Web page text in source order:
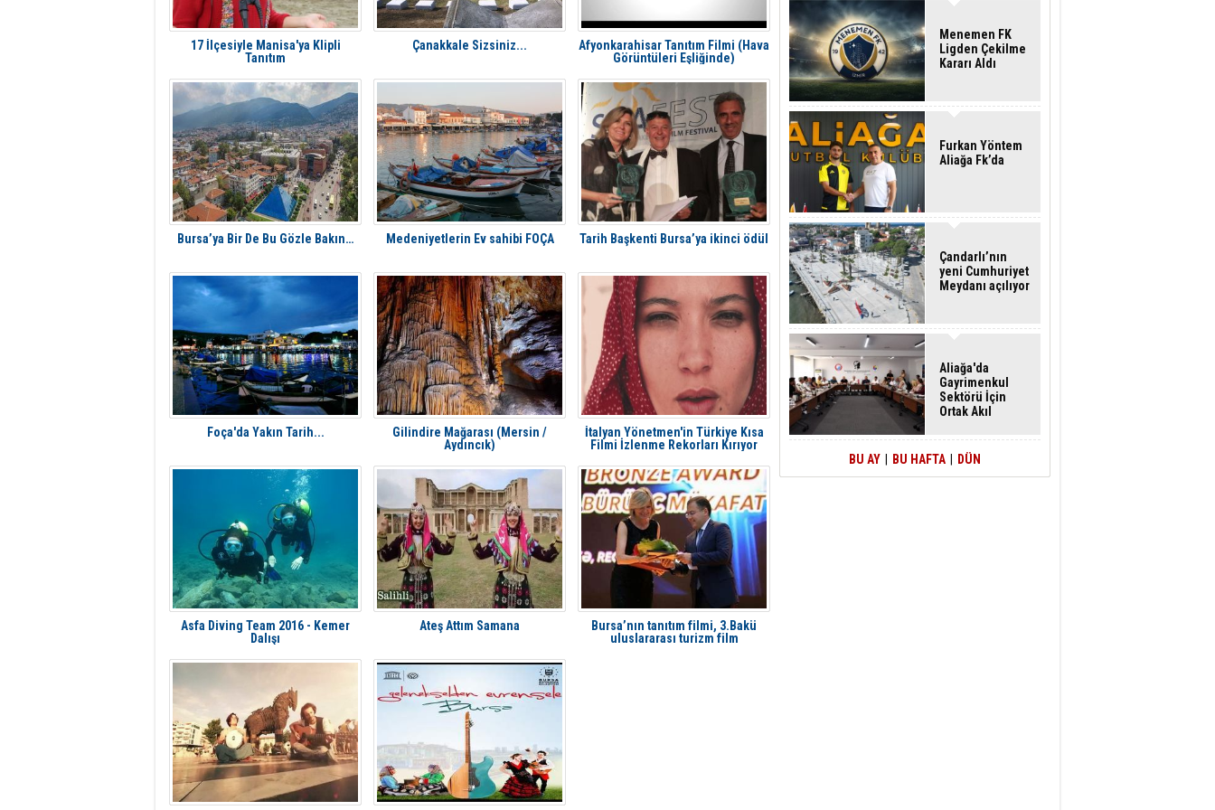
17 İlçesiyle Manisa'ya Klipli
Tanıtım
Çanakkale Sizsiniz...
Afyonkarahisar Tanıtım Filmi (Hava
Görüntüleri Eşliğinde)
Bursa’ya Bir De Bu Gözle Bakın… Medeniyetlerin Ev sahibi FOÇA Tarih Başkenti Bursa’ya ikinci ödül
Foça'da Yakın Tarih...
Gilindire Mağarası (Mersin /
Aydıncık)
İtalyan Yönetmen'in Türkiye Kısa
Filmi İzlenme Rekorları Kırıyor
Asfa Diving Team 2016 - Kemer
Dalışı
Ateş Attım Samana
Bursa’nın tanıtım filmi, 3.Bakü
uluslararası turizm film
Menemen FK
Ligden Çekilme
Kararı Aldı
Furkan Yöntem
Aliağa Fk’da
Çandarlı’nın
yeni Cumhuriyet
Meydanı açılıyor
Aliağa'da
Gayrimenkul
Sektörü İçin
Ortak Akıl
BU AY BU HAFTA DÜN